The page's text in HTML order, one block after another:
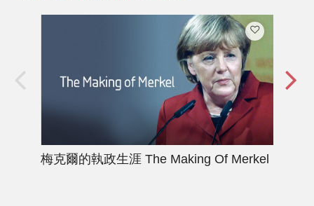
梅克爾的執政生涯 The Making Of Merkel